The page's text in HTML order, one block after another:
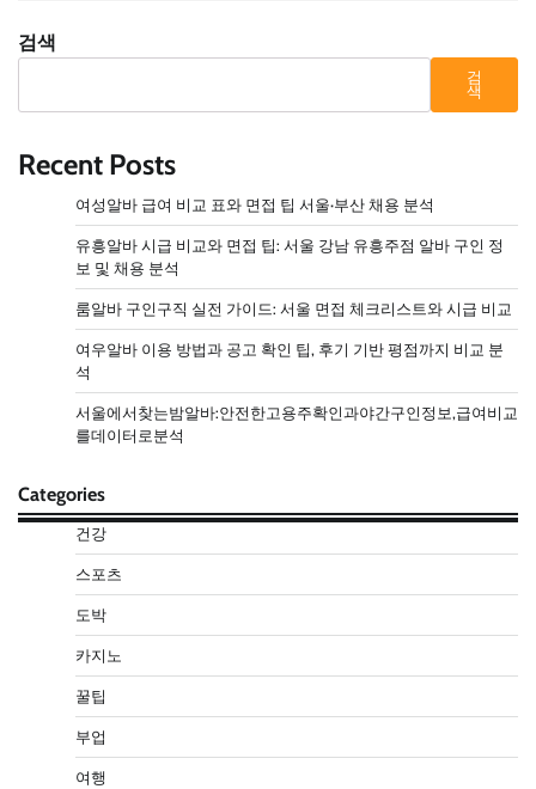
검색
검
색
Recent Posts
여성알바 급여 비교 표와 면접 팁 서울·부산 채용 분석
유흥알바 시급 비교와 면접 팁: 서울 강남 유흥주점 알바 구인 정
보 및 채용 분석
룸알바 구인구직 실전 가이드: 서울 면접 체크리스트와 시급 비교
여우알바 이용 방법과 공고 확인 팁, 후기 기반 평점까지 비교 분
석
서울에서찾는밤알바:안전한고용주확인과야간구인정보,급여비교
를데이터로분석
Categories
건강
스포츠
도박
카지노
꿀팁
부업
여행